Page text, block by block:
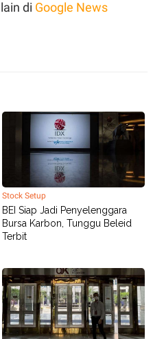
di Google News
Stock Setup
BEI Siap Jadi Penyelenggara
Bursa Karbon, Tunggu Beleid
Terbit